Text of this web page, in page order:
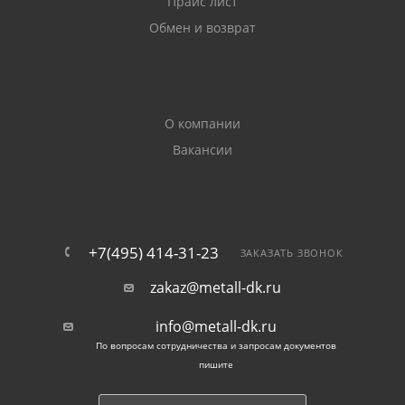
заземления объектов. Устойчивый к коррозии
по периметру сооружений, а также элементов,
Также полоса металлическая с цинковым
Обмен и возврат
О компании
Вакансии
+7(495) 414-31-23 ЗАКАЗАТЬ ЗВОНОК
zakaz@metall-dk.ru
info@metall-dk.ru
По вопросам сотрудничества и запросам документов
пишите